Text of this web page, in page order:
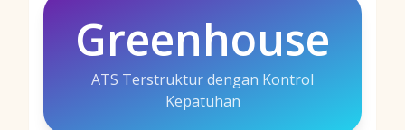
Greenhouse
ATS Terstruktur dengan Kontrol
Kepatuhan